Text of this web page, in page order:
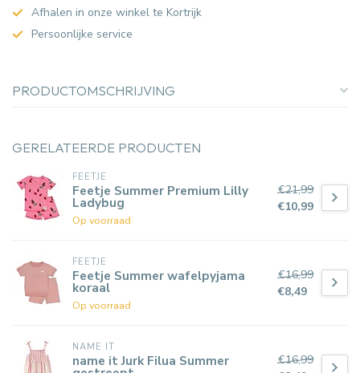
Afhalen in onze winkel te Kortrijk
Persoonlijke service
PRODUCTOMSCHRIJVING
GERELATEERDE PRODUCTEN
FEETJE
Feetje Summer Premium Lilly
Ladybug
Op voorraad
€21,99
€10,99
FEETJE
Feetje Summer wafelpyjama
koraal
Op voorraad
€16,99
€8,49
NAME IT
name it Jurk Filua Summer
€16,99